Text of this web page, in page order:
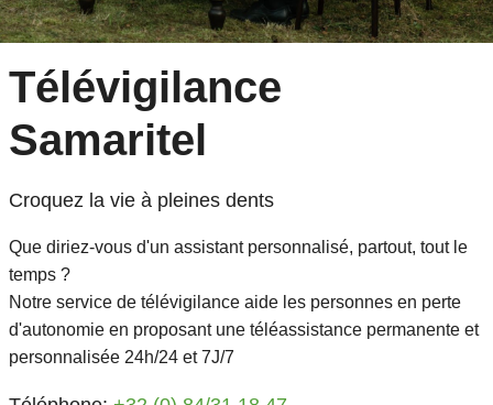
Télévigilance
Samaritel
Croquez la vie à pleines dents
Que diriez-vous d'un assistant personnalisé, partout, tout le
temps ?
Notre service de télévigilance aide les personnes en perte
d'autonomie en proposant une téléassistance permanente et
personnalisée 24h/24 et 7J/7